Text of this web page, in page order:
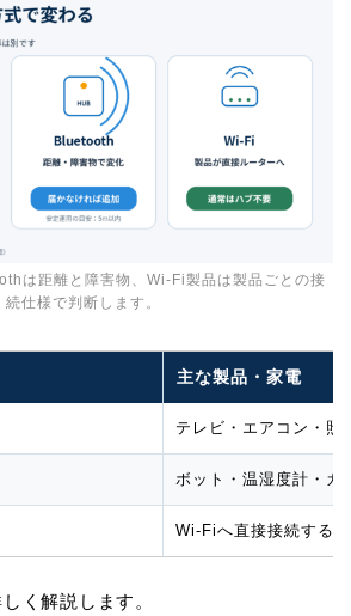
は距離と障害物、Wi-Fi製品は製品ごとの接
続仕様で判断します。
主な製品・家電
テレビ・エアコン・照
ボット・温湿度計・カ
Wi-Fiへ直接接続する
く解説します。